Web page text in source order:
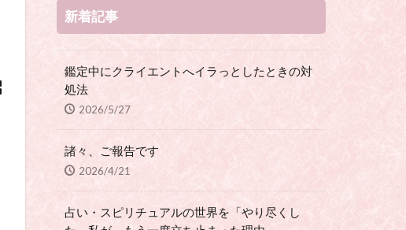
新着記事
鑑定中にクライエントへイラっとしたときの対
処法
2026/5/27
諸々、ご報告です
2026/4/21
占い・スピリチュアルの世界を「やり尽くし